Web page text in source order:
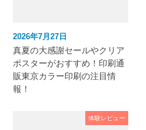
2026年7月27日
真夏の大感謝セールやクリア
ポスターがおすすめ！印刷通
販東京カラー印刷の注目情
報！
体験レビュー